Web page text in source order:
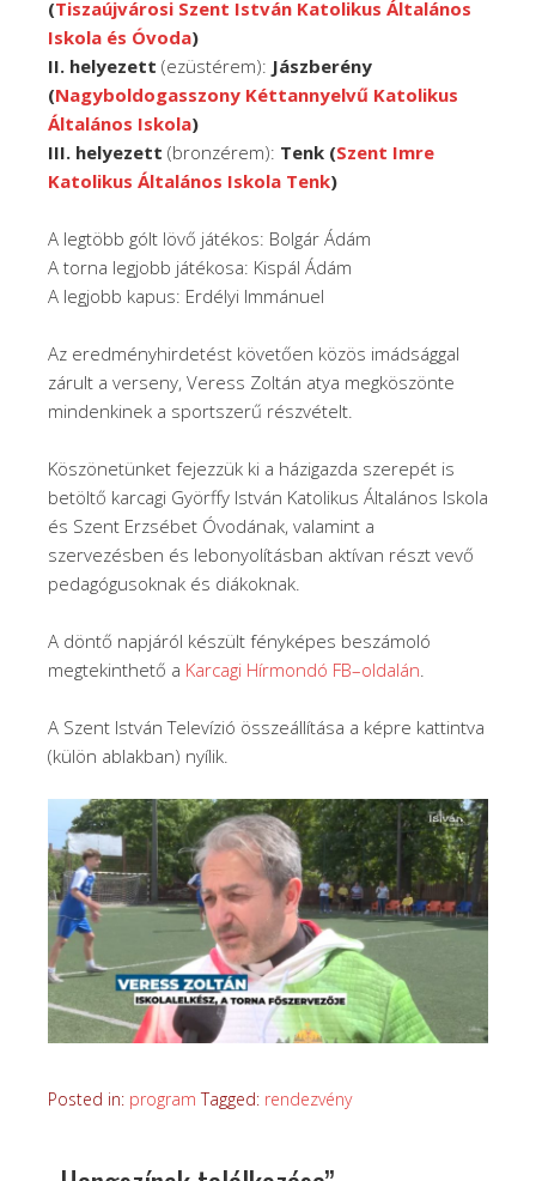
(Tiszaújvárosi Szent István Katolikus Általános
Iskola és Óvoda)
II. helyezett (ezüstérem): Jászberény
(Nagyboldogasszony Kéttannyelvű Katolikus
Általános Iskola)
III. helyezett (bronzérem): Tenk (Szent Imre
Katolikus Általános Iskola Tenk)
A legtöbb gólt lövő játékos: Bolgár Ádám
A torna legjobb játékosa: Kispál Ádám
A legjobb kapus: Erdélyi Immánuel
Az eredményhirdetést követően közös imádsággal
zárult a verseny, Veress Zoltán atya megköszönte
mindenkinek a sportszerű részvételt.
Köszönetünket fejezzük ki a házigazda szerepét is
betöltő karcagi Györffy István Katolikus Általános Iskola
és Szent Erzsébet Óvodának, valamint a
szervezésben és lebonyolításban aktívan részt vevő
pedagógusoknak és diákoknak.
A döntő napjáról készült fényképes beszámoló
megtekinthető a Karcagi Hírmondó FB–oldalán
A Szent István Televízió összeállítása a képre kattintva
(külön ablakban) nyílik.
Posted in: program Tagged: rendezvény